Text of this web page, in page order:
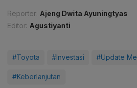
Reporter: Ajeng Dwita Ayuningtyas
Editor: Agustiyanti
#Toyota #Investasi #Update Me
#Keberlanjutan